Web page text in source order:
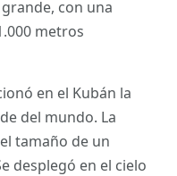
con una
metros
en el Kubán la
del mundo. La
tamaño de un
desplegó en el cielo